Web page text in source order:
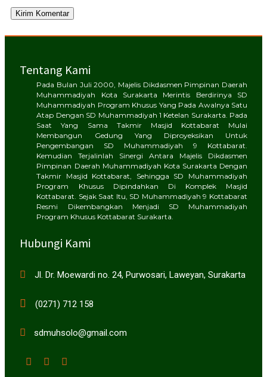
Tentang Kami
Pada Bulan Juli 2000, Majelis Dikdasmen Pimpinan Daerah
Muhammadiyah Kota Surakarta Merintis Berdirinya SD
Muhammadiyah Program Khusus Yang Pada Awalnya Satu
Atap Dengan SD Muhammadiyah 1 Ketelan Surakarta. Pada
Saat Yang Sama Takmir Masjid Kottabarat Mulai
Membangun Gedung Yang Diproyeksikan Untuk
Pengembangan SD Muhammadiyah 9 Kottabarat.
Kemudian Terjalinlah Sinergi Antara Majelis Dikdasmen
Pimpinan Daerah Muhammadiyah Kota Surakarta Dengan
Takmir Masjid Kottabarat, Sehingga SD Muhammadiyah
Program Khusus Dipindahkan Di Komplek Masjid
Kottabarat. Sejak Saat Itu, SD Muhammadiyah 9 Kottabarat
Resmi Dikembangkan Menjadi SD Muhammadiyah
Program Khusus Kottabarat Surakarta.
Hubungi Kami
Jl. Dr. Moewardi no. 24, Purwosari, Laweyan, Surakarta
(0271) 712 158
sdmuhsolo@gmail.com